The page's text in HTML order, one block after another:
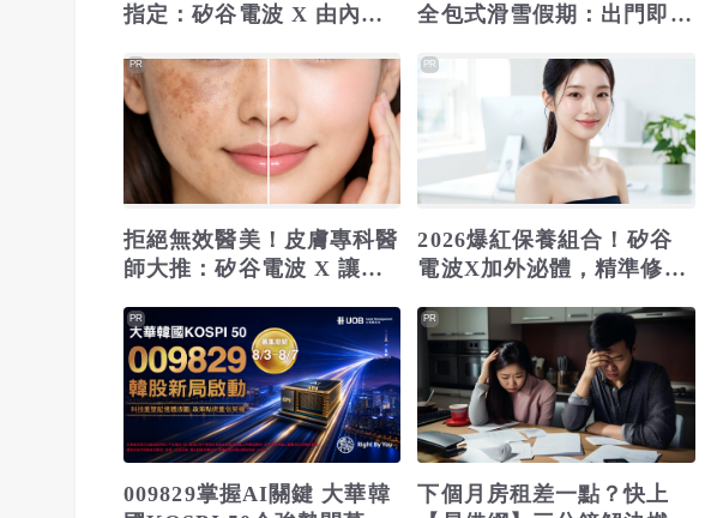
指定：矽谷電波 X 由內而
全包式滑雪假期：出門即雪
表！
拒絕無效醫美！皮膚專科醫
師大推：矽谷電波 X 讓肌
PR
2026爆紅保養組合！矽谷
電波X加外泌體，精準修復
PR
009829掌握AI關鍵 大華韓
PR
下個月房租差一點？快上
PR